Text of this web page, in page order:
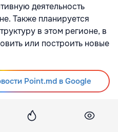
деятельность
Также планируется
в этом регионе, в
или построить новые
Point.md в Google